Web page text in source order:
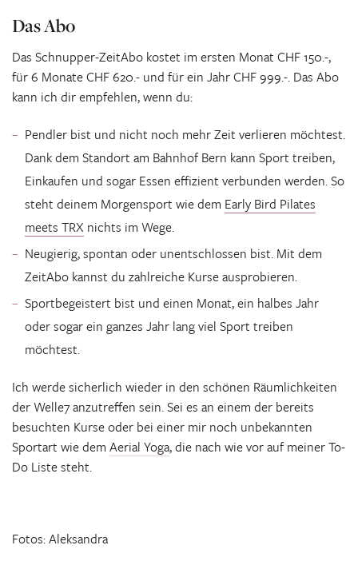
Das Abo
Das Schnupper-ZeitAbo kostet im ersten Monat CHF 150.-,
für 6 Monate CHF 620.- und für ein Jahr CHF 999.-. Das Abo
kann ich dir empfehlen, wenn du:
Pendler bist und nicht noch mehr Zeit verlieren möchtest.
Dank dem Standort am Bahnhof Bern kann Sport treiben,
Einkaufen und sogar Essen effizient verbunden werden. So
steht deinem Morgensport wie dem Early Bird Pilates
meets TRX nichts im Wege.
Neugierig, spontan oder unentschlossen bist. Mit dem
ZeitAbo kannst du zahlreiche Kurse ausprobieren.
Sportbegeistert bist und einen Monat, ein halbes Jahr
oder sogar ein ganzes Jahr lang viel Sport treiben
möchtest.
Ich werde sicherlich wieder in den schönen Räumlichkeiten
der Welle7 anzutreffen sein. Sei es an einem der bereits
besuchten Kurse oder bei einer mir noch unbekannten
Sportart wie dem Aerial Yoga, die nach wie vor auf meiner To-
Do Liste steht.
Fotos: Aleksandra